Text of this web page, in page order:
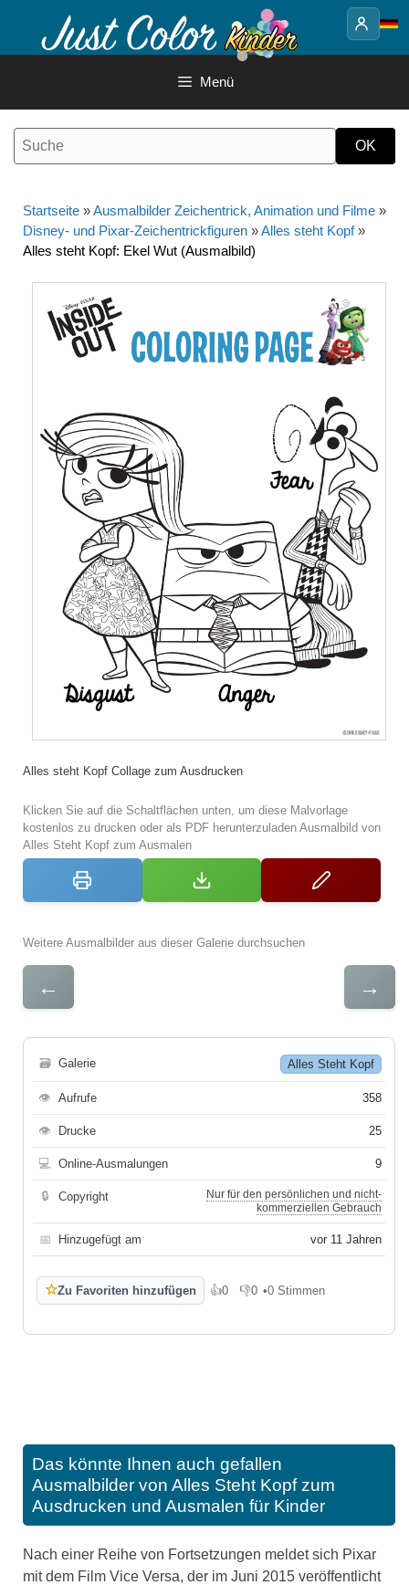
Inhalt
Menü
Startseite »Ausmalbilder Zeichentrick, Animation und Filme »
Disney- und Pixar-Zeichentrickfiguren »Alles steht Kopf»
Alles steht Kopf: Ekel Wut (Ausmalbild)
Alles steht Kopf Collage zum Ausdrucken
Klicken Sie auf die Schaltflächen unten, um diese Malvorlage
kostenlos zu drucken oder als PDF herunterzuladen Ausmalbild von
Alles Steht Kopf zum Ausmalen
Weitere Ausmalbilder aus dieser Galerie durchsuchen
← →
🗃 Galerie Alles Steht Kopf
👁 Aufrufe 358
👁 Drucke 25
💻 Online-Ausmalungen 9
🔒 Copyright
Nur für den persönlichen und nicht-
kommerziellen Gebrauch
📅 Hinzugefügt am vor 11 Jahren
☆Zu Favoriten hinzufügen 👍0
Gefällt mir
👎0
Gefällt mir nicht
•0 Stimmen
Das könnte Ihnen auch gefallen
Ausmalbilder von Alles Steht Kopf zum
Ausdrucken und Ausmalen für Kinder
Nach einer Reihe von Fortsetzungen meldet sich Pixar
mit dem Film Vice Versa, der im Juni 2015 veröffentlicht